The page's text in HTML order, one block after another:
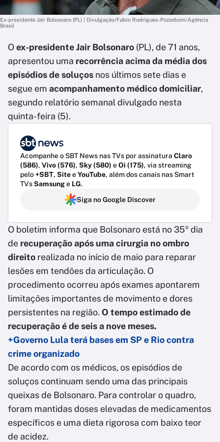
Ex-presidente Jair Bolsonaro (PL) | Divulgação/Fabio Rodrigues-Pozzebom/Agência
Brasil
Oex-presidente Jair Bolsonaro (PL), de 71 anos,
apresentou uma recorrência acima da média dos
episódios de soluços nos últimos sete dias e
segue em acompanhamento médico domiciliar,
segundo relatório semanal divulgado nesta
quinta-feira (5).
Acompanhe o SBT News nas TVs por assinatura Claro
(586), Vivo (576), Sky (580) eOi (175), via streaming
pelo+SBT, SiteeYouTube, além dos canais nas Smart
TVsSamsunge LG.
Siga no Google Discover
O boletim informa que Bolsonaro está no 35º dia
de recuperação após uma cirurgia no ombro
direito realizada no início de maio para reparar
lesões em tendões da articulação. O
procedimento ocorreu após exames apontarem
limitações importantes de movimento e dores
persistentes na região. O tempo estimado de
recuperação é de seis a nove meses.
+Governo Lula terá bases em SP e Rio contra
crime organizado
De acordo com os médicos, os episódios de
soluços continuam sendo uma das principais
queixas de Bolsonaro. Para controlar o quadro,
foram mantidas doses elevadas de medicamentos
específicos e uma dieta rigorosa com baixo teor
de acidez.